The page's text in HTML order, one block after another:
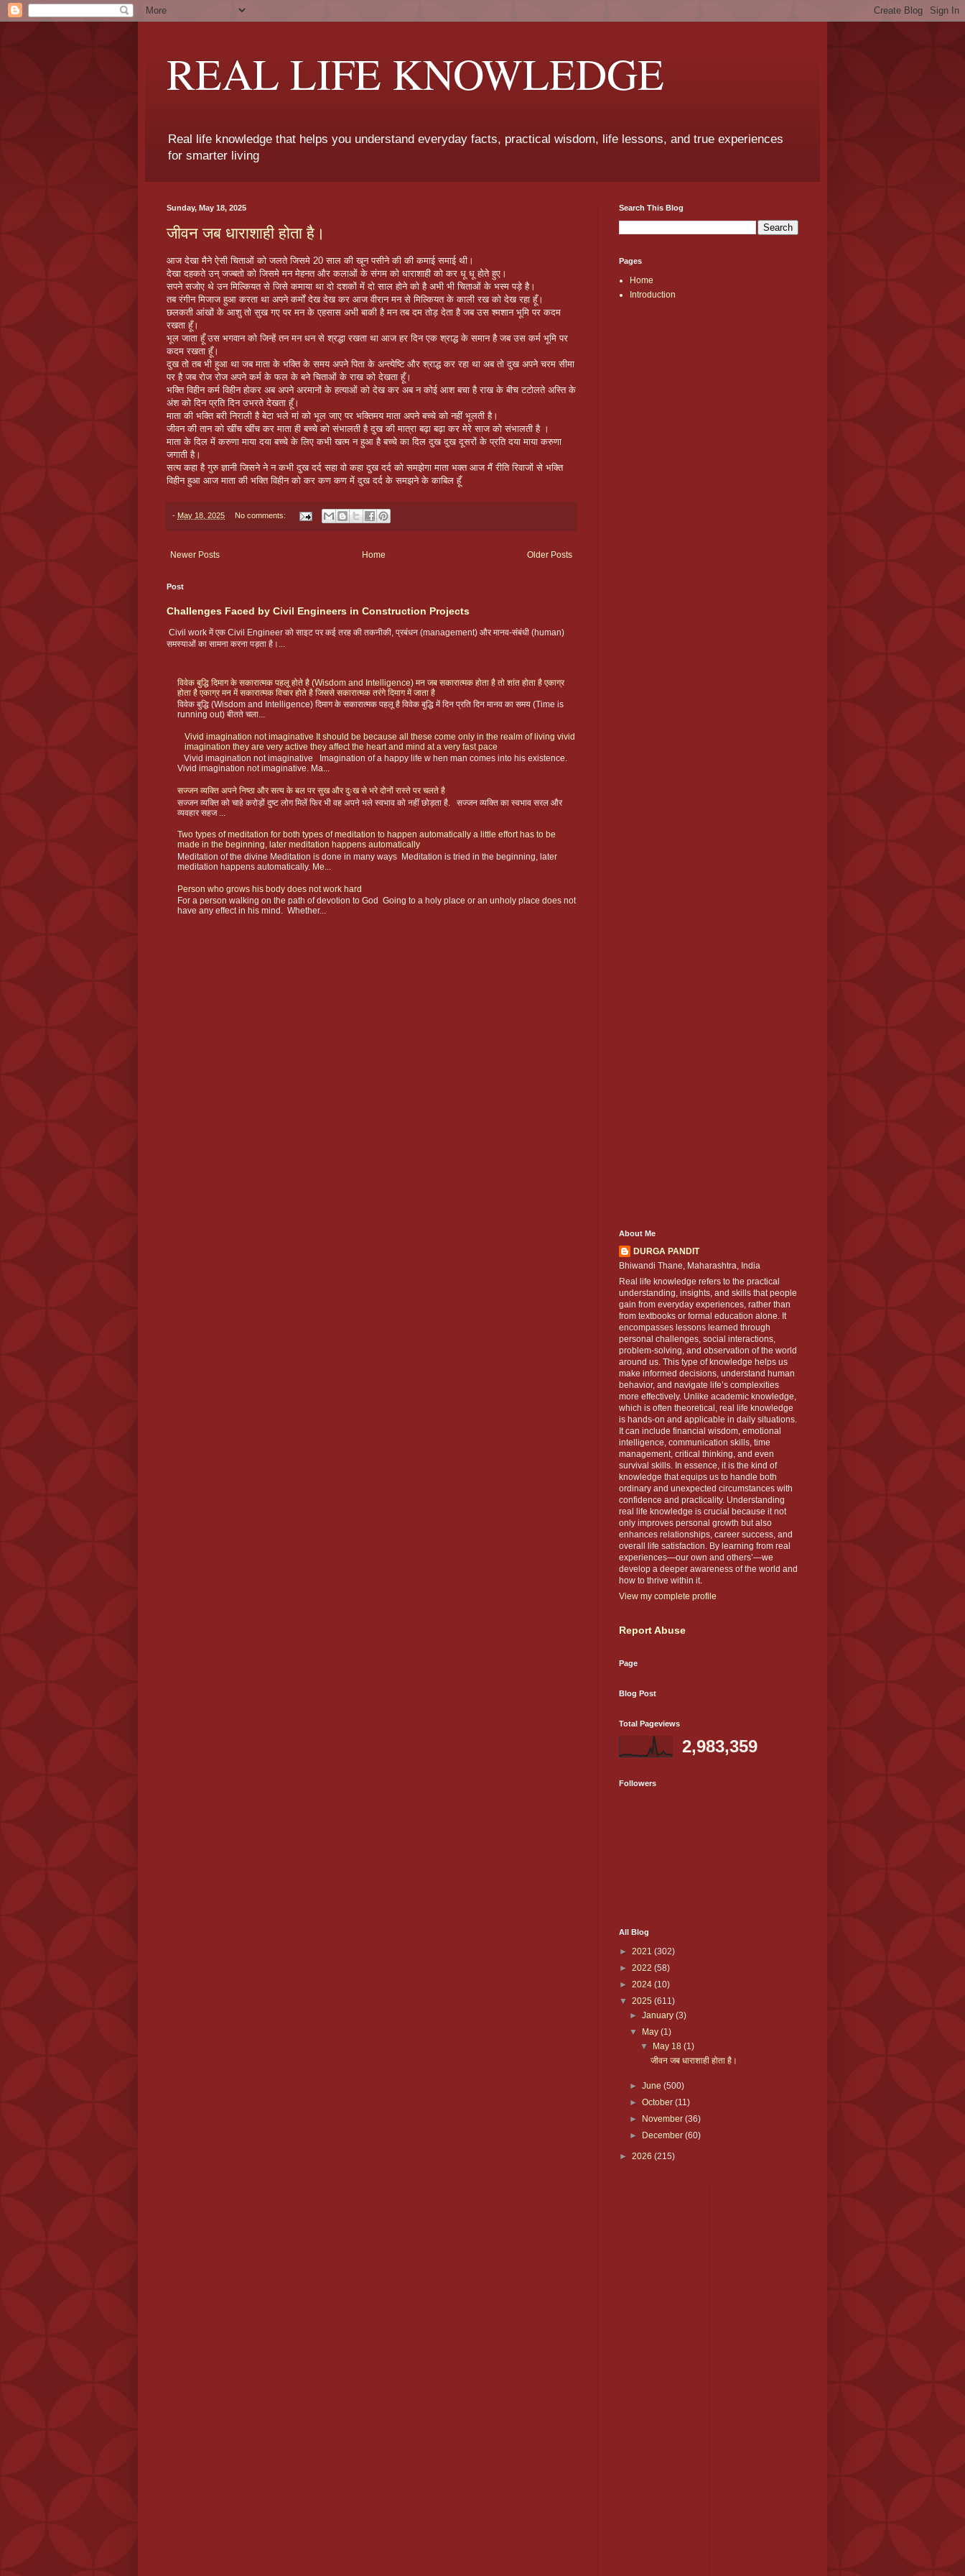
REAL LIFE KNOWLEDGE
Real life knowledge that helps you understand everyday facts, practical wisdom, life lessons, and true experiences
for smarter living
Sunday, May 18, 2025
जीवन जब धाराशाही होता है।
आज देखा मैने ऐसी चिताओं को जलते जिसमे 20 साल की खून पसीने की की कमाई समाई थी।
देखा दहकते उन् जज्बतो को जिसमे मन मेहनत और कलाओं के संगम को धाराशाही को कर धू धू होते हुए।
सपने सजोए थे उन मिल्कियत से जिसे कमाया था दो दशकों में दो साल होने को है अभी भी चिताओं के भस्म पड़े है।
तब रंगीन मिजाज हुआ करता था अपने कर्मों देख देख कर आज वीरान मन से मिल्कियत के काली रख को देख रहा हूँ।
छलकती आंखों के आशु तो सुख गए पर मन के एहसास अभी बाकी है मन तब दम तोड़ देता है जब उस श्मशान भूमि पर कदम
रखता हूँ।
भूल जाता हूँ उस भगवान को जिन्हें तन मन धन से श्रद्धा रखता था आज हर दिन एक श्राद्ध के समान है जब उस कर्म भूमि पर
कदम रखता हूँ।
दुख तो तब भी हुआ था जब माता के भक्ति के समय अपने पिता के अन्त्येष्टि और श्राद्ध कर रहा था अब तो दुख अपने चरम सीमा
पर है जब रोज रोज अपने कर्म के फल के बने चिताओं के राख को देखता हूँ।
भक्ति विहीन कर्म विहीन होकर अब अपने अरमानों के हत्याओं को देख कर अब न कोई आश बचा है राख के बीच टटोलते अस्ति के
अंश को दिन प्रति दिन उभरते देखता हूँ।
माता की भक्ति बरी निराली है बेटा भले मां को भूल जाए पर भक्तिमय माता अपने बच्चे को नहीं भूलती है।
जीवन की तान को खींच खींच कर माता ही बच्चे को संभालती है दुख की मात्रा बढ़ा बढ़ा कर मेरे साज को संभालती है ।
माता के दिल में करुणा माया दया बच्चे के लिए कभी खत्म न हुआ है बच्चे का दिल दुख दुख दूसरों के प्रति दया माया करुणा
जगाती है।
सत्य कहा है गुरु ज्ञानी जिसने ने न कभी दुख दर्द सहा वो कहा दुख दर्द को समझेगा माता भक्त आज मैं रीति रिवाजों से भक्ति
विहीन हुआ आज माता की भक्ति विहीन को कर कण कण में दुख दर्द के समझने के काबिल हूँ
- May 18, 2025 No comments:
Newer Posts Older Posts
Home
Post
Challenges Faced by Civil Engineers in Construction Projects
Civil work में एक Civil Engineer को साइट पर कई तरह की तकनीकी, प्रबंधन (management) और मानव-संबंधी (human)
समस्याओं का सामना करना पड़ता है।...
विवेक बुद्धि दिमाग के सकारात्मक पहलू होते है (Wisdom and Intelligence) मन जब सकारात्मक होता है तो शांत होता है एकाग्र
होता है एकाग्र मन में सकारात्मक विचार होते है जिससे सकारात्मक तरंगे दिमाग में जाता है
विवेक बुद्धि (Wisdom and Intelligence) दिमाग के सकारात्मक पहलू है विवेक बुद्धि में दिन प्रति दिन मानव का समय (Time is
running out) बीतते चला...
Vivid imagination not imaginative It should be because all these come only in the realm of living vivid
imagination they are very active they affect the heart and mind at a very fast pace
Vivid imagination not imaginative Imagination of a happy life w hen man comes into his existence.
Vivid imagination not imaginative. Ma...
सज्जन व्यक्ति अपने निष्ठा और सत्य के बल पर सुख और दुःख से भरे दोनों रास्ते पर चलते है
सज्जन व्यक्ति को चाहे करोड़ों दुष्ट लोग मिलें फिर भी वह अपने भले स्वभाव को नहीं छोड़ता है. सज्जन व्यक्ति का स्वभाव सरल और
व्यवहार सहज ...
Two types of meditation for both types of meditation to happen automatically a little effort has to be
made in the beginning, later meditation happens automatically
Meditation of the divine Meditation is done in many ways Meditation is tried in the beginning, later
meditation happens automatically. Me...
Person who grows his body does not work hard
For a person walking on the path of devotion to God Going to a holy place or an unholy place does not
have any effect in his mind. Whether...
Search This Blog
Pages
Home
Introduction
About Me
DURGA PANDIT
Bhiwandi Thane, Maharashtra, India
Real life knowledge refers to the practical
understanding, insights, and skills that people
gain from everyday experiences, rather than
from textbooks or formal education alone. It
encompasses lessons learned through
personal challenges, social interactions,
problem-solving, and observation of the world
around us. This type of knowledge helps us
make informed decisions, understand human
behavior, and navigate life’s complexities
more effectively. Unlike academic knowledge,
which is often theoretical, real life knowledge
is hands-on and applicable in daily situations.
It can include financial wisdom, emotional
intelligence, communication skills, time
management, critical thinking, and even
survival skills. In essence, it is the kind of
knowledge that equips us to handle both
ordinary and unexpected circumstances with
confidence and practicality. Understanding
real life knowledge is crucial because it not
only improves personal growth but also
enhances relationships, career success, and
overall life satisfaction. By learning from real
experiences—our own and others’—we
develop a deeper awareness of the world and
how to thrive within it.
View my complete profile
Report Abuse
Page
Blog Post
Total Pageviews
2,983,359
Followers
All Blog
► 2021 (302)
► 2022 (58)
► 2024 (10)
▼ 2025 (611)
►January(3)
▼
May(1)
▼
May 18 (1)
जीवन जब धाराशाही होता है।
►June(500)
►October(11)
►
November(36)
►
December(60)
► 2026 (215)